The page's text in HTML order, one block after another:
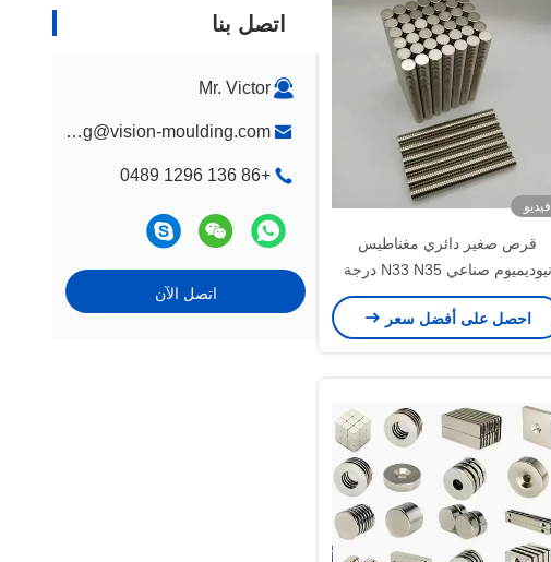
اتصل بنا
Mr. Victor
marketing@vision-moulding.com
+86 136 1296 0489
اتصل الآن
فيديو
قرص صغير دائري مغناطيس
نيوديميوم صناعي N33 N35 درجة
10x1 مم لصندوق الحلي
احصل على أفضل سعر